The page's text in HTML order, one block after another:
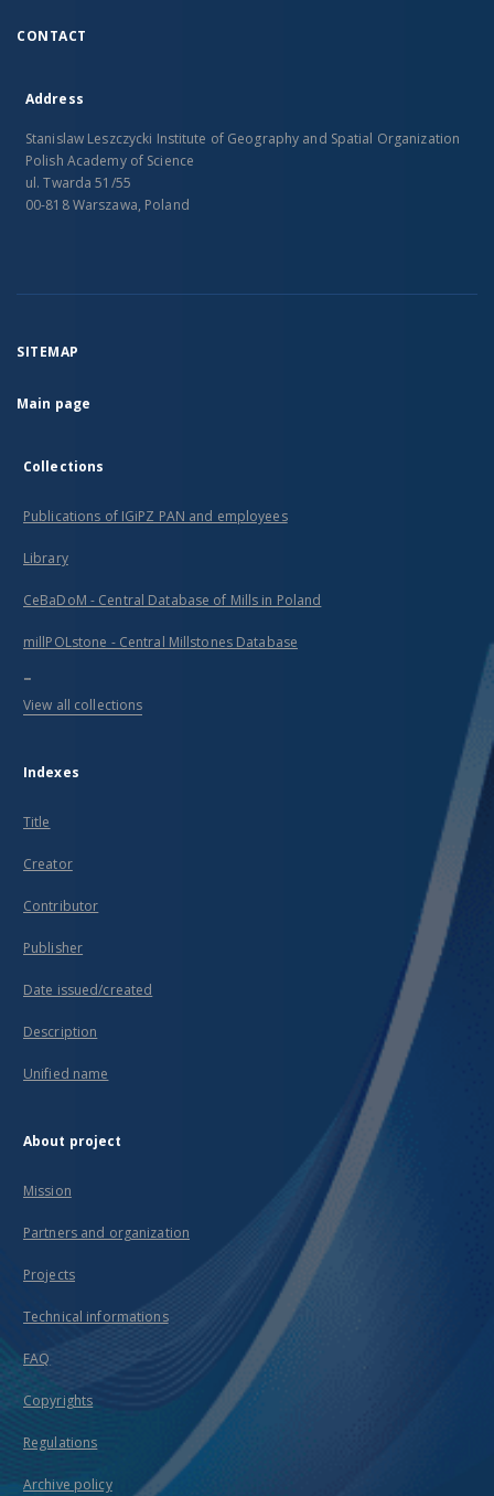
CONTACT
Address
Stanislaw Leszczycki Institute of Geography and Spatial Organization
Polish Academy of Science
ul. Twarda 51/55
00-818 Warszawa, Poland
SITEMAP
Main page
Collections
Publications of IGiPZ PAN and employees
Library
CeBaDoM - Central Database of Mills in Poland
millPOLstone - Central Millstones Database
...
View all collections
Indexes
Title
Creator
Contributor
Publisher
Date issued/created
Description
Unified name
About project
Mission
Partners and organization
Projects
Technical informations
FAQ
Copyrights
Regulations
Archive policy